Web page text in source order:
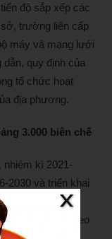
độ sắp xếp các
trường liên cấp
máy và mạng lưới
quy định của
tổ chức hoạt
địa phương.
3.000 biên chế
nhiệm kì 2021-
2030 và triển khai
cho biết, trong
chức bộ máy theo